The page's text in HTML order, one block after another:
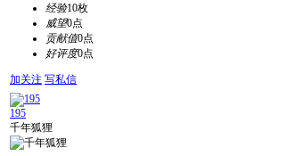
经验10枚
威望0点
贡献值0点
好评度0点
加关注 写私信
195
千年狐狸